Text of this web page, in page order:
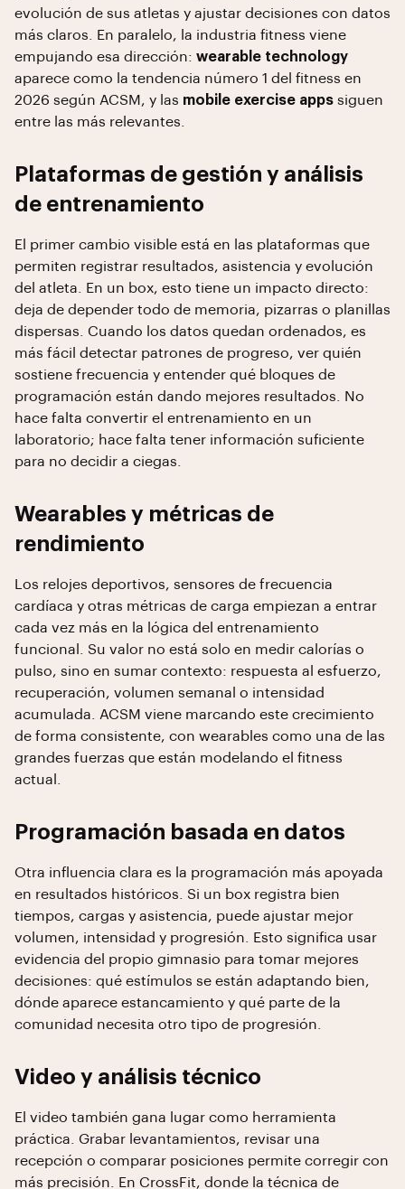
evolución de sus atletas y ajustar decisiones con datos
más claros. En paralelo, la industria fitness viene
empujando esa dirección: wearable technology
aparece como la tendencia número 1 del fitness en
2026 según ACSM, y las mobile exercise apps siguen
entre las más relevantes.
Plataformas de gestión y análisis
de entrenamiento
El primer cambio visible está en las plataformas que
permiten registrar resultados, asistencia y evolución
del atleta. En un box, esto tiene un impacto directo:
deja de depender todo de memoria, pizarras o planillas
dispersas. Cuando los datos quedan ordenados, es
más fácil detectar patrones de progreso, ver quién
sostiene frecuencia y entender qué bloques de
programación están dando mejores resultados. No
hace falta convertir el entrenamiento en un
laboratorio; hace falta tener información suficiente
para no decidir a ciegas.
Wearables y métricas de
rendimiento
Los relojes deportivos, sensores de frecuencia
cardíaca y otras métricas de carga empiezan a entrar
cada vez más en la lógica del entrenamiento
funcional. Su valor no está solo en medir calorías o
pulso, sino en sumar contexto: respuesta al esfuerzo,
recuperación, volumen semanal o intensidad
acumulada. ACSM viene marcando este crecimiento
de forma consistente, con wearables como una de las
grandes fuerzas que están modelando el fitness
actual.
Programación basada en datos
Otra influencia clara es la programación más apoyada
en resultados históricos. Si un box registra bien
tiempos, cargas y asistencia, puede ajustar mejor
volumen, intensidad y progresión. Esto significa usar
evidencia del propio gimnasio para tomar mejores
decisiones: qué estímulos se están adaptando bien,
dónde aparece estancamiento y qué parte de la
comunidad necesita otro tipo de progresión.
Video y análisis técnico
El video también gana lugar como herramienta
práctica. Grabar levantamientos, revisar una
recepción o comparar posiciones permite corregir con
más precisión. En CrossFit, donde la técnica de